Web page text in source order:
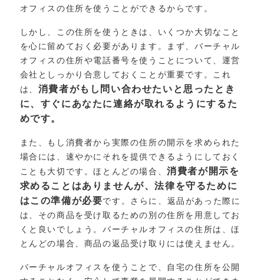
オフィスの住所を使うことができるからです。
しかし、この住所を使うときは、いくつか大切なこと
を心に留めておく必要があります。まず、バーチャル
オフィスの住所や電話番号を使うことについて、運営
会社としっかり合意しておくことが重要です。これ
は、 消費者がもし問い合わせたいと思ったとき
に、すぐにあなたに連絡が取れるようにするた
めです。
また、もし消費者から実際の住所の開示を求められた
場合には、速やかにそれを提供できるようにしておく
ことも大切です。ほとんどの場合、消費者が開示を
求めることはありませんが、法律を守るために
はこの準備が必要です。さらに、返品があった際に
は、その商品を受け取るための別の住所を用意してお
くと良いでしょう。バーチャルオフィスの住所は、ほ
とんどの場合、商品の返品受け取りには使えません。
バーチャルオフィスを使うことで、自宅の住所を公開